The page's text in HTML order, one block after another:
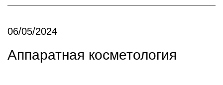
06/05/2024
Аппаратная косметология